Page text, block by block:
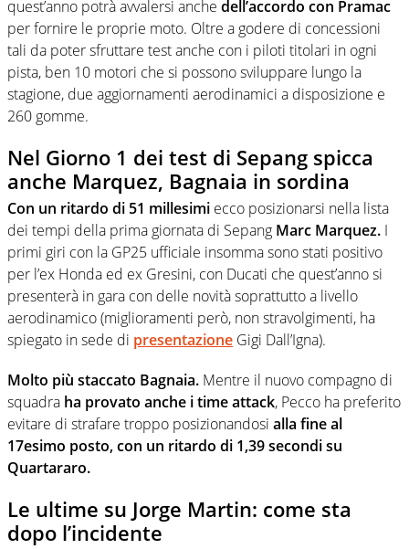
quest’anno potrà avvalersi anche dell’accordo con Pramac
per fornire le proprie moto. Oltre a godere di concessioni
tali da poter sfruttare test anche con i piloti titolari in ogni
pista, ben 10 motori che si possono sviluppare lungo la
stagione, due aggiornamenti aerodinamici a disposizione e
260 gomme.
Nel Giorno 1 dei test di Sepang spicca
anche Marquez, Bagnaia in sordina
Con un ritardo di 51 millesimi ecco posizionarsi nella lista
dei tempi della prima giornata di Sepang Marc Marquez. I
primi giri con la GP25 ufficiale insomma sono stati positivo
per l’ex Honda ed ex Gresini, con Ducati che quest’anno si
presenterà in gara con delle novità soprattutto a livello
aerodinamico (miglioramenti però, non stravolgimenti, ha
spiegato in sede di presentazione Gigi Dall’Igna).
Molto più staccato Bagnaia. Mentre il nuovo compagno di
squadra ha provato anche i time attack, Pecco ha preferito
evitare di strafare troppo posizionandosi alla fine al
17esimo posto, con un ritardo di 1,39 secondi su
Quartararo.
Le ultime su Jorge Martin: come sta
dopo l’incidente